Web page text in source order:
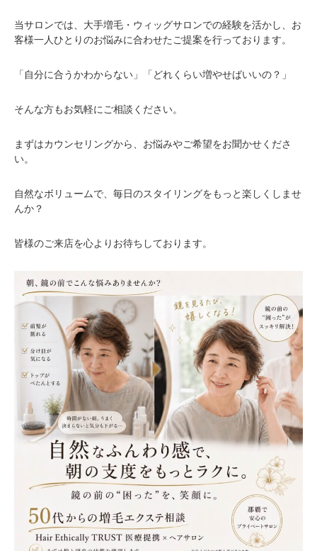
当サロンでは、大手増毛・ウィッグサロンでの経験を活かし、お
客様一人ひとりのお悩みに合わせたご提案を行っております。
「自分に合うかわからない」「どれくらい増やせばいいの？」
そんな方もお気軽にご相談ください。
まずはカウンセリングから、お悩みやご希望をお聞かせくださ
い。
自然なボリュームで、毎日のスタイリングをもっと楽しくしませ
んか？
皆様のご来店を心よりお待ちしております。